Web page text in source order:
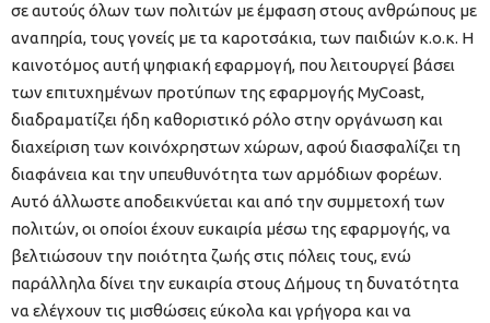
σε αυτούς όλων των πολιτών με έμφαση στους ανθρώπους με
αναπηρία, τους γονείς με τα καροτσάκια, των παιδιών κ.ο.κ. Η
καινοτόμος αυτή ψηφιακή εφαρμογή, που λειτουργεί βάσει
των επιτυχημένων προτύπων της εφαρμογής MyCoast,
διαδραματίζει ήδη καθοριστικό ρόλο στην οργάνωση και
διαχείριση των κοινόχρηστων χώρων, αφού διασφαλίζει τη
διαφάνεια και την υπευθυνότητα των αρμόδιων φορέων.
Αυτό άλλωστε αποδεικνύεται και από την συμμετοχή των
πολιτών, οι οποίοι έχουν ευκαιρία μέσω της εφαρμογής, να
βελτιώσουν την ποιότητα ζωής στις πόλεις τους, ενώ
παράλληλα δίνει την ευκαιρία στους Δήμους τη δυνατότητα
να ελέγχουν τις μισθώσεις εύκολα και γρήγορα και να